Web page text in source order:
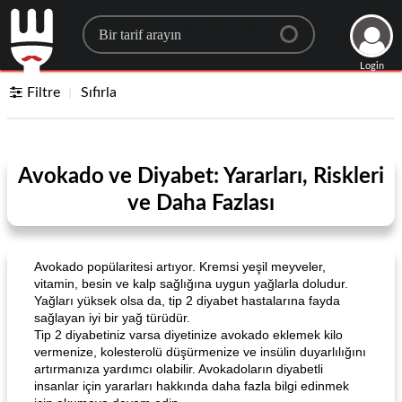
Search for a recipe
Login
Filtre Sıfırla
Avokado ve Diyabet: Yararları, Riskleri
ve Daha Fazlası
Avokado popülaritesi artıyor. Kremsi yeşil meyveler,
vitamin, besin ve kalp sağlığına uygun yağlarla doludur.
Yağları yüksek olsa da, tip 2 diyabet hastalarına fayda
sağlayan iyi bir yağ türüdür.
Tip 2 diyabetiniz varsa diyetinize avokado eklemek kilo
vermenize, kolesterolü düşürmenize ve insülin duyarlılığını
artırmanıza yardımcı olabilir. Avokadoların diyabetli
insanlar için yararları hakkında daha fazla bilgi edinmek